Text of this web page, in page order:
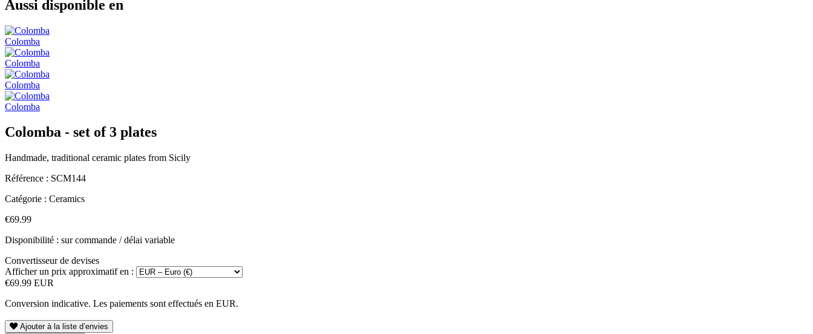
Aussi disponible en
Colomba
Colomba
Colomba
Colomba
Colomba - set of 3 plates
Handmade, traditional ceramic plates from Sicily
Référence : SCM144
Catégorie : Ceramics
€69.99
Disponibilité : sur commande / délai variable
Convertisseur de devises
Afficher un prix approximatif en :
€69.99 EUR
Conversion indicative. Les paiements sont effectués en EUR.
Ajouter à la liste d’envies